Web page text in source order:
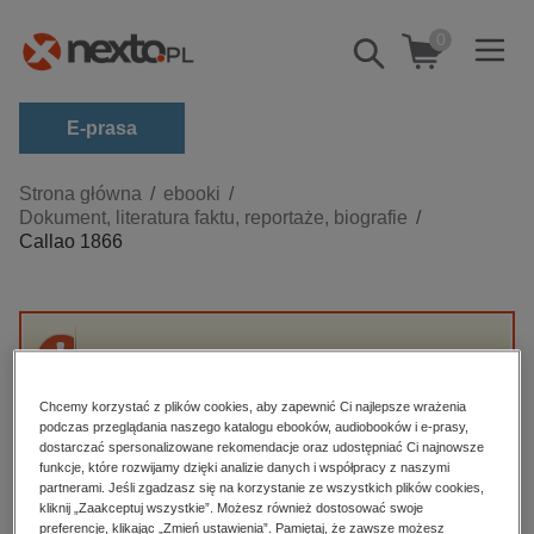
Pokaż/schowaj
wyszukiwarkę
0
E-prasa
Kategorie
Zobacz wszystkie E-prasa
biznesowe, branżowe, gospodarka
darmowe wydania
edukacja
hobby, sport, rozrywka
komputery, internet, technologie, informatyka
Strona główna
ebooki
Dokument, literatura faktu, reportaże, biografie
Callao 1866
High-contrast mode
Polecane
Chcemy korzystać z plików cookies, aby zapewnić Ci najlepsze wrażenia
podczas przeglądania naszego katalogu ebooków, audiobooków i e-prasy,
dostarczać spersonalizowane rekomendacje oraz udostępniać Ci najnowsze
funkcje, które rozwijamy dzięki analizie danych i współpracy z naszymi
partnerami. Jeśli zgadzasz się na korzystanie ze wszystkich plików cookies,
kliknij „Zaakceptuj wszystkie”. Możesz również dostosować swoje
preferencje, klikając „Zmień ustawienia”. Pamiętaj, że zawsze możesz